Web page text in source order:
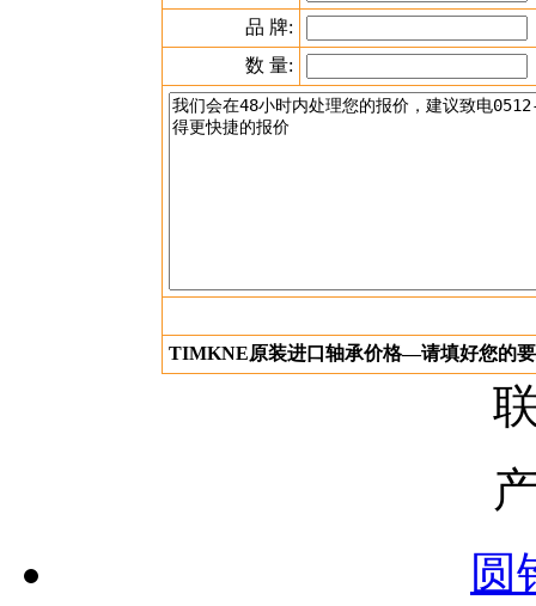
品 牌:
数 量:
TIMKNE原装进口轴承价格—请填好您的
圆